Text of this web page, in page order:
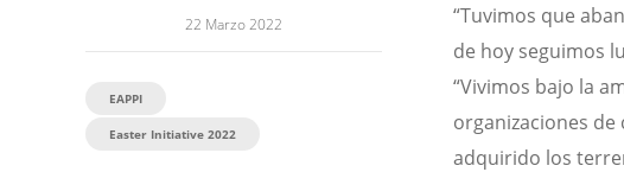
22 Marzo 2022
EAPPI
Easter Initiative 2022
“Tuvimos que
de hoy seguimos
“Vivimos bajo la
organizaciones
adquirido los